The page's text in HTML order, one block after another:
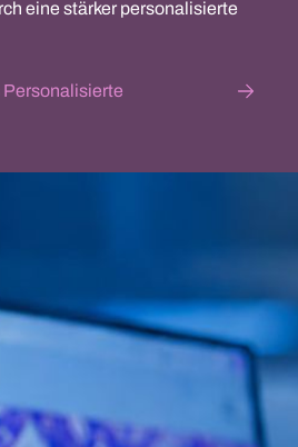
eine stärker personalisierte